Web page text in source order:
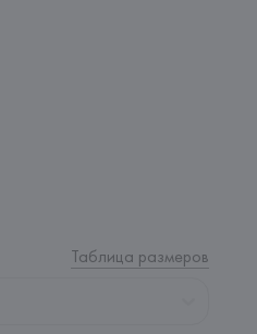
Таблица размеров